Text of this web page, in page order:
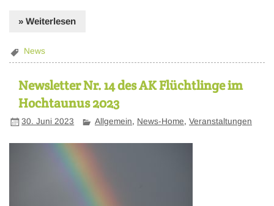
» Weiterlesen
News
Newsletter Nr. 14 des AK Flüchtlinge im
Hochtaunus 2023
30. Juni 2023 Allgemein, News-Home,Veranstaltungen